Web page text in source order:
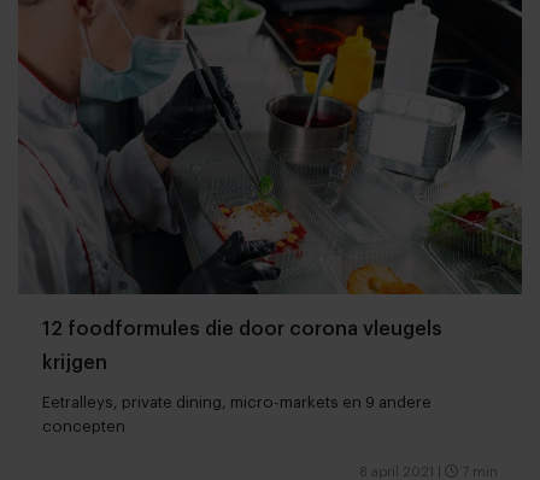
12 foodformules die door corona vleugels
krijgen
Eetralleys, private dining, micro-markets en 9 andere
concepten
8 april 2021 7 min